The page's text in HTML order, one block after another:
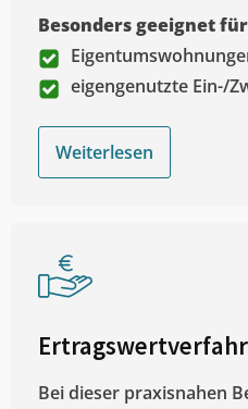
Besonders geeignet
eigengenutzte Ein-/
Weiterlesen
Bei dieser praxisnahen